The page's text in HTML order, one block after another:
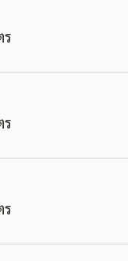
ร
ร
ร